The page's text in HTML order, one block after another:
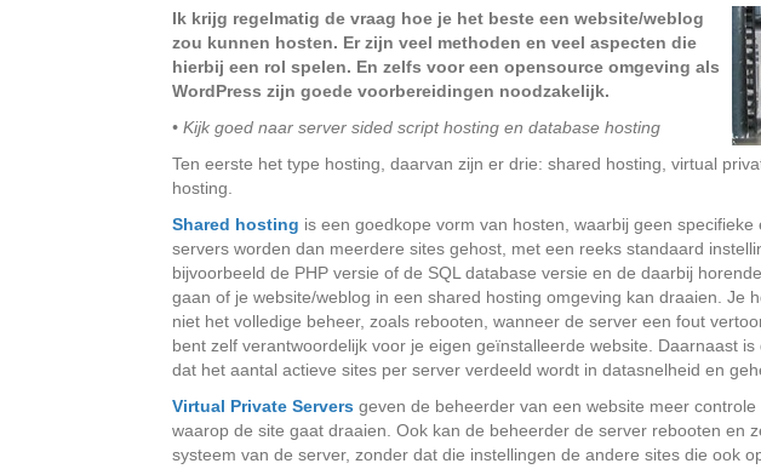
Ik krijg regelmatig de vraag hoe je het beste een website/weblog
zou kunnen hosten. Er zijn veel methoden en veel aspecten die
hierbij een rol spelen. En zelfs voor een opensource omgeving als
WordPress zijn goede voorbereidingen noodzakelijk.
• Kijk goed naar server sided script hosting en database hosting
Ten eerste het type hosting, daarvan zijn er drie: shared hosting, virtual
hosting.
Shared hosting is een goedkope vorm van hosten, waarbij geen
servers worden dan meerdere sites gehost, met een reeks standaard
bijvoorbeeld de PHP versie of de SQL database versie en de daarbij
gaan of je website/weblog in een shared hosting omgeving kan draaien. Je
niet het volledige beheer, zoals rebooten, wanneer de server een fout
bent zelf verantwoordelijk voor je eigen geïnstalleerde website. Daarnaast
dat het aantal actieve sites per server verdeeld wordt in datasnelheid en
Virtual Private Servers geven de beheerder van een website meer
waarop de site gaat draaien. Ook kan de beheerder de server rebooten en
systeem van de server, zonder dat die instellingen de andere sites die ook